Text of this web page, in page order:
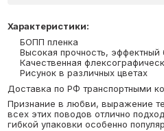
Характеристики:
БОПП пленка
Высокая прочность, эффектный
Качественная
Рисунок в различных цветах
Доставка по РФ транспортными
Признание в любви, выражение
всех этих поводов отлично
гибкой упаковки особенно